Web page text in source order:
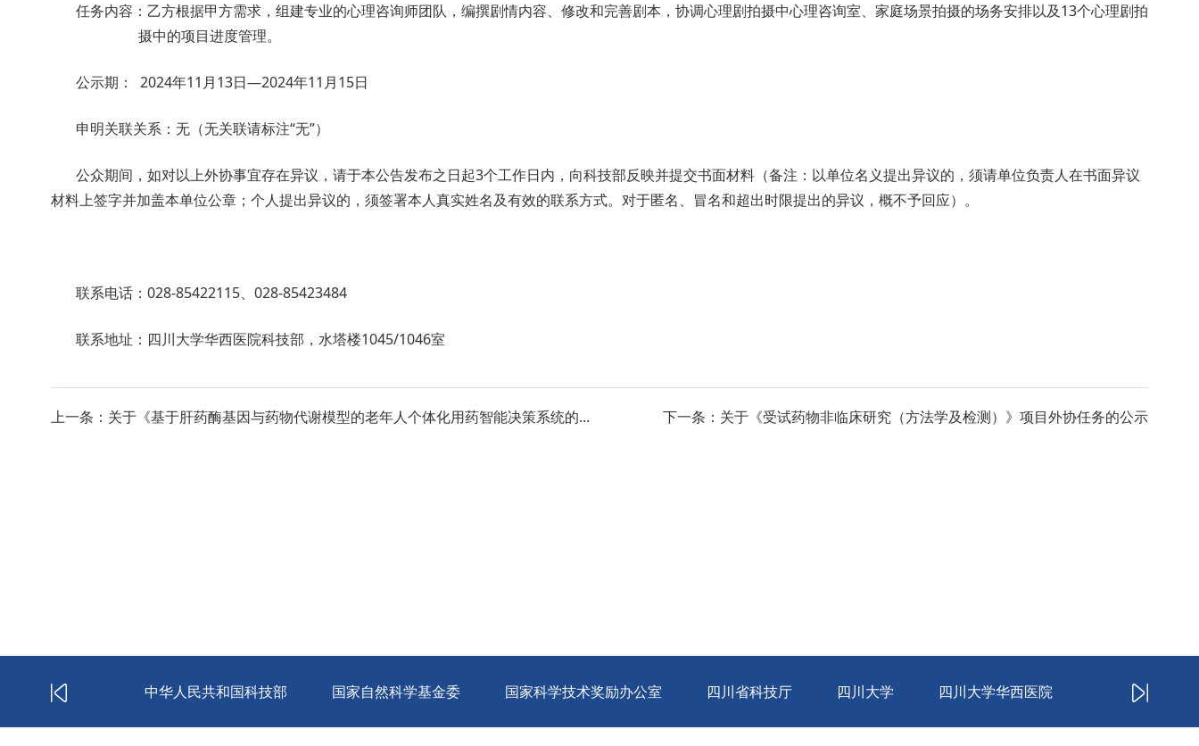
任务内容：乙方根据甲方需求，组建专业的心理咨询师团队，编撰剧情内容、修改和完善剧本，协调心理剧拍摄中心理咨询室、家庭场景拍摄的场务安排以及13个心理剧拍
摄中的项目进度管理。
公示期： 2024年11 月13日—2024年11 月15日
申明关联关系：无（无关联请标注“无”）
公众期间，如对以上外协事宜存在异议 ，请于本公告发布之日起3个工作日内，向科技部反映并提交书面材料（备注：以单位名义提出异议的，须请单位负责人在书面异议
材料上签字并加盖本单位公章；个人提出异议的，须签署本人真实姓名及有效的联系方式。对于匿名、冒名和超出时限提出的异议，概不予回应）。
联系电话：028-85422115、028-85423484
联系地址：四川大学华西医院科技部，水塔楼1045/1046室
上一条：关于《基于肝药酶基因与药物代谢模型的老年人个体化用药智能决策系统的... 下一条：关于《受试药物非临床研究（方法学及检测）》项目外协任务的公示
大学华西医院 中华人民共和国科技部 国家自然科学基金委 国家科学技术奖励办公室 四川省科技厅 四川大学 四川大学华西医院 中华人民共和